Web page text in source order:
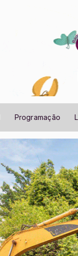
Programação